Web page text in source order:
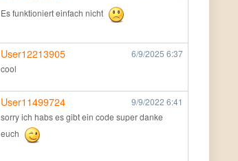
Es funktioniert einfach nicht
User12213905 6/9/2025 6:37
cool
User11499724 9/9/2022 6:41
sorry ich habs es gibt ein code super danke
euch